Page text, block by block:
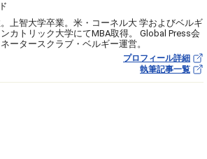
上智大学卒業。米・コーネル大 学およびベルギ
カトリック大学にてMBA取得。 Global Press会
ータースクラブ・ベルギー運営。
プロフィール詳細
執筆記事一覧